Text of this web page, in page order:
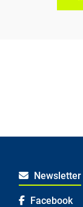
Newsletter
Facebook